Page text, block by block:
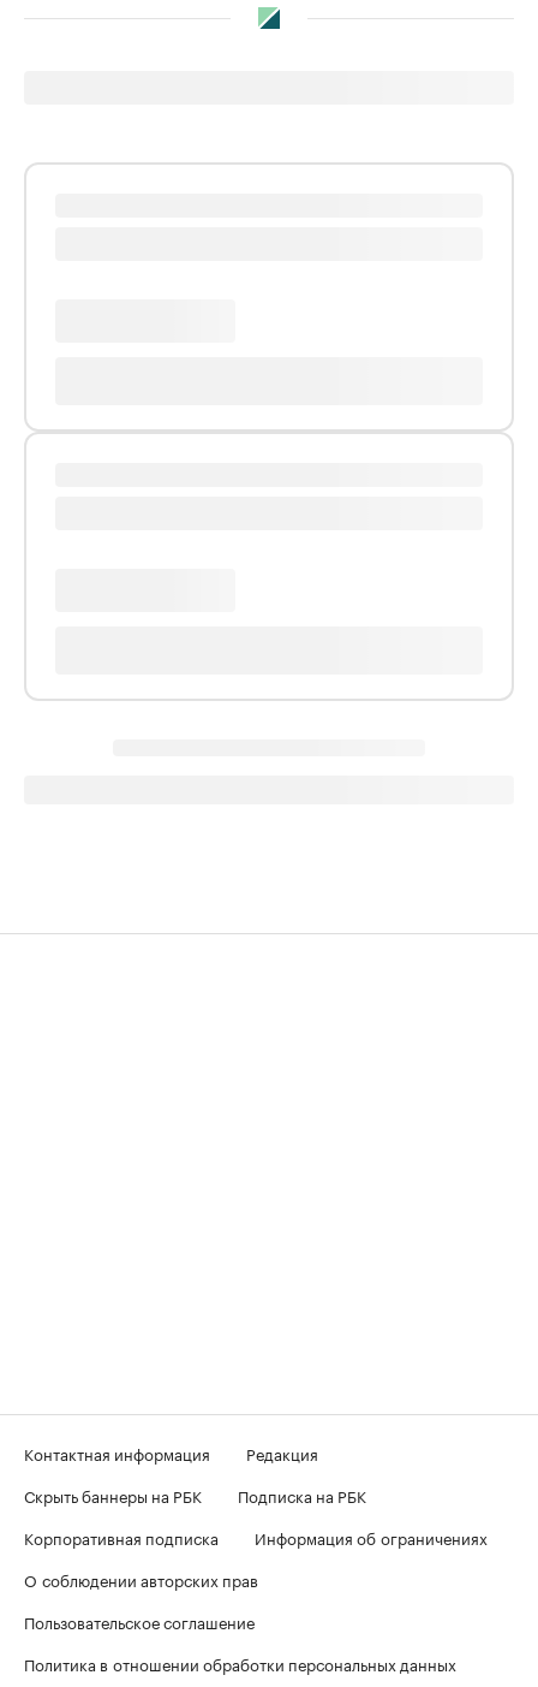
Контактная информация
Редакция
Скрыть баннеры на РБК
Подписка на РБК
Корпоративная подписка
Информация об ограничениях
О соблюдении авторских прав
Пользовательское соглашение
Политика в отношении обработки персональных данных